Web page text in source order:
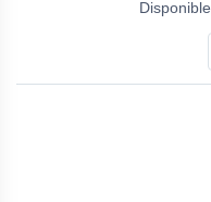
Disponible